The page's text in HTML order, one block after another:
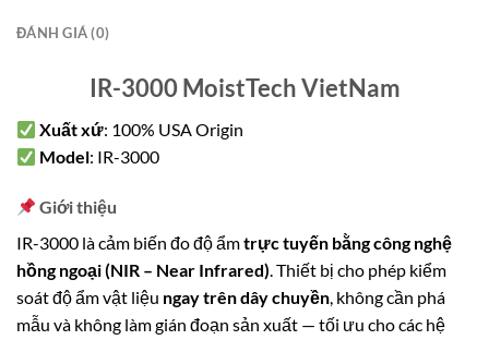
ĐÁNH GIÁ (0)
IR-3000 MoistTech VietNam
Xuất xứ: 100% USA Origin
Model: IR-3000
Giới thiệu
IR-3000 là cảm biến đo độ ẩmtrực tuyến bằng công nghệ
hồng ngoại (NIR – Near Infrared). Thiết bị cho phép kiểm
soát độ ẩm vật liệu ngay trên dây chuyền, không cần phá
mẫu và không làm gián đoạn sản xuất — tối ưu cho các hệ